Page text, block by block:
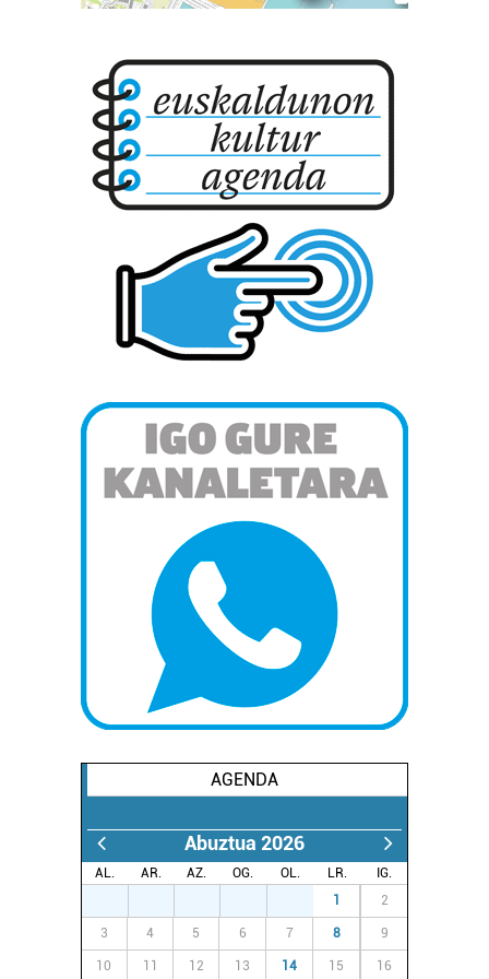
interes komertzial legitimoetan babesten dira. Ikusi gure
bazkideen zerrenda, beren ustez zein helburutarako
duten interes legitimoa eta horren aurka nola egin
dezakezun ikusteko.
Lortu zure datu pertsonalak prozesatzeko moduari
buruzko informazio gehiago eta ezarri zure lehentasunak
datuen atalean. Edozein unetan alda edo ken dezakezu
zure baimena Cookieen adierazpenean.
Webgune honek cookie propioak eta hirugarrenen cookie-
fitxategiak erabiltzen ditu. Zure esperientzia eta
baliatzen gara. Ohar hau onartuz gero, teknologia hori
erabiltzeko baimen esplizitua ematen diguzu.
Gehiago
AGENDA
Abuztua 2026
AL. AR. AZ. OG. OL. LR.
IG.
1 2
3 4 5 6 7 8 9
10 11 12 13 14 15 16